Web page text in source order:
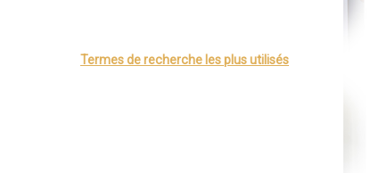
GrenobleTermes de recherche les plus utilisés